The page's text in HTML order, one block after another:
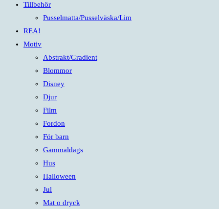
Tillbehör
Pusselmatta/Pusselväska/Lim
REA!
Motiv
Abstrakt/Gradient
Blommor
Disney
Djur
Film
Fordon
För barn
Gammaldags
Hus
Halloween
Jul
Mat o dryck